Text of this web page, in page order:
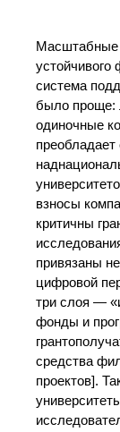
Масштабные
устойчивого
система
было проще:
одиночные
взносы
критичны
привязаны
цифровой
три слоя —
фонды и
средства
проектов].